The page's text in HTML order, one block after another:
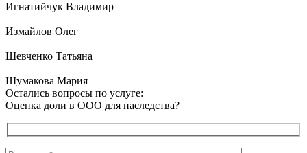
Игнатийчук Владимир
Измайлов Олег
Шевченко Татьяна
Шумакова Мария
Остались вопросы по услуге:
Оценка доли в ООО для наследства?